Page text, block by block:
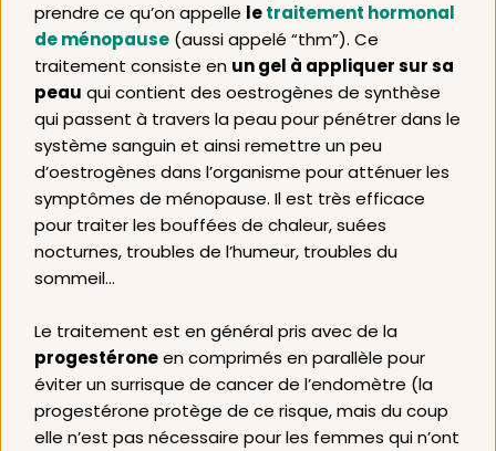
prendre ce qu’on appelle le traitement hormonal
de ménopause (aussi appelé “thm”). Ce
traitement consiste en un gel à appliquer sur sa
peau qui contient des oestrogènes de synthèse
qui passent à travers la peau pour pénétrer dans le
système sanguin et ainsi remettre un peu
d’oestrogènes dans l’organisme pour atténuer les
symptômes de ménopause. Il est très efficace
pour traiter les bouffées de chaleur, suées
nocturnes, troubles de l’humeur, troubles du
sommeil…
progestérone en comprimés en parallèle pour
éviter un surrisque de cancer de l’endomètre (la
progestérone protège de ce risque, mais du coup
elle n’est pas nécessaire pour les femmes qui n’ont